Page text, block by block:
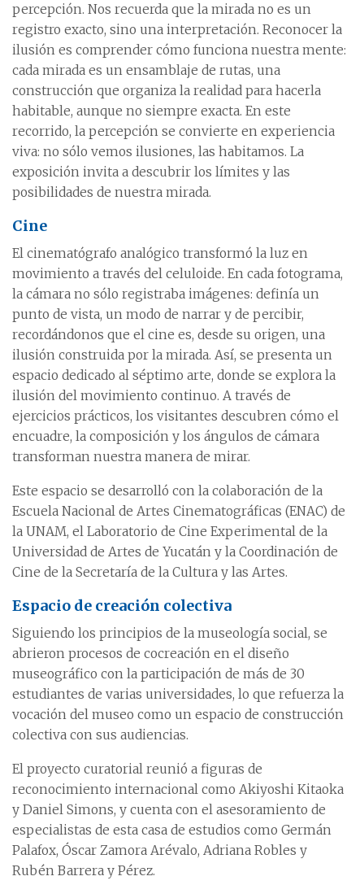
percepción. Nos recuerda que la mirada no es un
registro exacto, sino una interpretación. Reconocer la
ilusión es comprender cómo funciona nuestra mente:
cada mirada es un ensamblaje de rutas, una
construcción que organiza la realidad para hacerla
habitable, aunque no siempre exacta. En este
recorrido, la percepción se convierte en experiencia
viva: no sólo vemos ilusiones, las habitamos. La
exposición invita a descubrir los límites y las
posibilidades de nuestra mirada.
Cine
El cinematógrafo analógico transformó la luz en
movimiento a través del celuloide. En cada fotograma,
la cámara no sólo registraba imágenes: definía un
punto de vista, un modo de narrar y de percibir,
recordándonos que el cine es, desde su origen, una
ilusión construida por la mirada. Así, se presenta un
espacio dedicado al séptimo arte, donde se explora la
ilusión del movimiento continuo. A través de
ejercicios prácticos, los visitantes descubren cómo el
encuadre, la composición y los ángulos de cámara
transforman nuestra manera de mirar.
Este espacio se desarrolló con la colaboración de la
Escuela Nacional de Artes Cinematográficas (ENAC) de
la UNAM, el Laboratorio de Cine Experimental de la
Universidad de Artes de Yucatán y la Coordinación de
Cine de la Secretaría de la Cultura y las Artes.
Espacio de creación colectiva
Siguiendo los principios de la museología social, se
abrieron procesos de cocreación en el diseño
museográfico con la participación de más de 30
estudiantes de varias universidades, lo que refuerza la
vocación del museo como un espacio de construcción
colectiva con sus audiencias.
El proyecto curatorial reunió a figuras de
reconocimiento internacional como Akiyoshi Kitaoka
y Daniel Simons, y cuenta con el asesoramiento de
especialistas de esta casa de estudios como Germán
Palafox, Óscar Zamora Arévalo, Adriana Robles y
Rubén Barrera y Pérez.